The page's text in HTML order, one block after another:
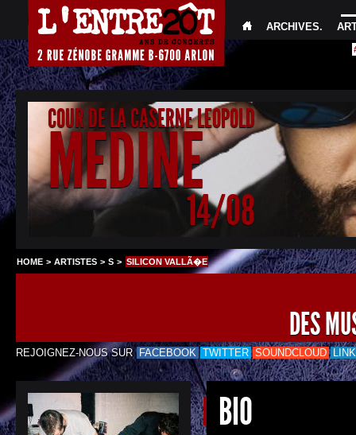
ARCHIVES.
COUR DE LA CASERNE LEOPOLD
MEDINE
14/08
HOME > ARTISTES > S > SILICON VALLÃ�E
DES
REJOIGNEZ-NOUS SUR FACEBOOK TWITTER SOUNDCLOUD
BIO